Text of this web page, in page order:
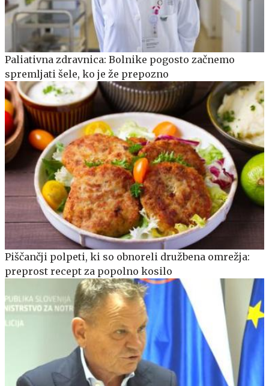
Paliativna zdravnica: Bolnike pogosto začnemo
spremljati šele, ko je že prepozno
Piščančji polpeti, ki so obnoreli družbena omrežja:
preprost recept za popolno kosilo